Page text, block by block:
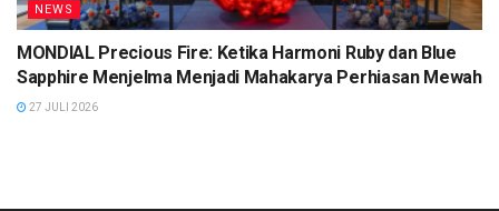
NEWS
MONDIAL Precious Fire: Ketika Harmoni Ruby dan Blue
Sapphire Menjelma Menjadi Mahakarya Perhiasan Mewah
27 JULI 2026